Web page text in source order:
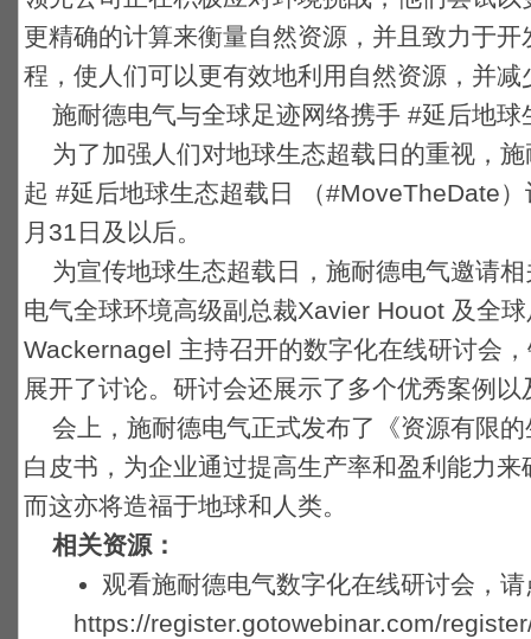
更精确的计算来衡量自然资源，并且致力于
程，使人们可以更有效地利用自然资源，并减
施耐德电气与全球足迹网络携手 #延后地球
为了加强人们对地球生态超载日的重视，
起 #延后地球生态超载日 （#MoveTheDate
月31日及以后。
为宣传地球生态超载日，施耐德电气邀请
电气全球环境高级副总裁Xavier Houot 及全
Wackernagel 主持召开的数字化在线研讨会
展开了讨论。研讨会还展示了多个优秀案例
会上，施耐德电气正式发布了《资源有限
白皮书，为企业通过提高生产率和盈利能力
而这亦将造福于地球和人类。
相关资源：
观看施耐德电气数字化在线研讨会，
https://register.gotowebinar.com/